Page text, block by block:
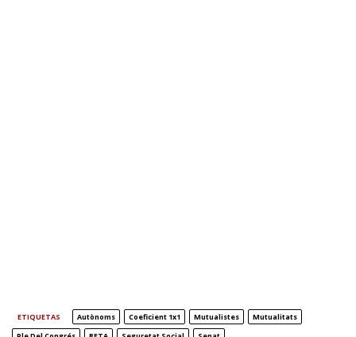
ETIQUETAS Autònoms Coeficient 1x1 Mutualistes
Mutualitats